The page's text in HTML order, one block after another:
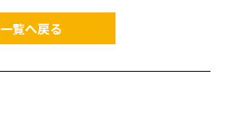
一覧へ戻る